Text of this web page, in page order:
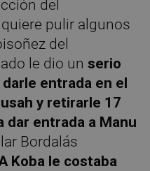
del
pulir algunos
del
le dio unserio
entrada en el
y retirarle 17
dar entrada a Manu
Bordalás
Koba le costaba